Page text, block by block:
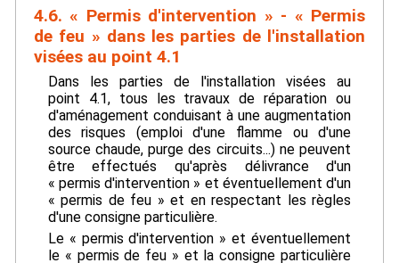
4.6. « Permis d'intervention » - « Permis
de feu » dans les parties de l'installation
visées au point 4.1
Dans les parties de l'installation visées au
point 4.1, tous les travaux de réparation ou
d'aménagement conduisant à une augmentation
des risques (emploi d'une flamme ou d'une
source chaude, purge des circuits...) ne peuvent
être effectués qu'après délivrance d'un
« permis d'intervention » et éventuellement d'un
« permis de feu » et en respectant les règles
d'une consigne particulière.
Le « permis d'intervention » et éventuellement
le « permis de feu » et la consigne particulière